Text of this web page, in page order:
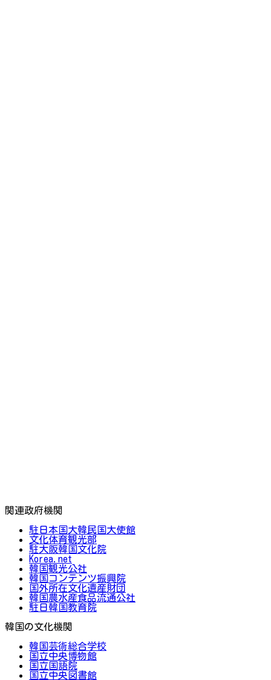
関連政府機関
駐日本国大韓民国大使館
文化体育観光部
駐大阪韓国文化院
Korea.net
韓国観光公社
韓国コンテンツ振興院
国外所在文化遺産財団
韓国農水産食品流通公社
駐日韓国教育院
韓国の文化機関
韓国芸術総合学校
国立中央博物館
国立国語院
国立中央図書館